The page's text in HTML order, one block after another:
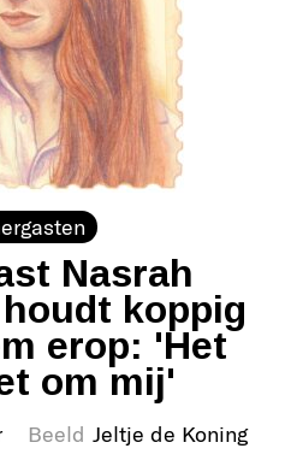
Nasrah
koppig
erop: 'Het
om mij'
Beeld Jeltje de Koning